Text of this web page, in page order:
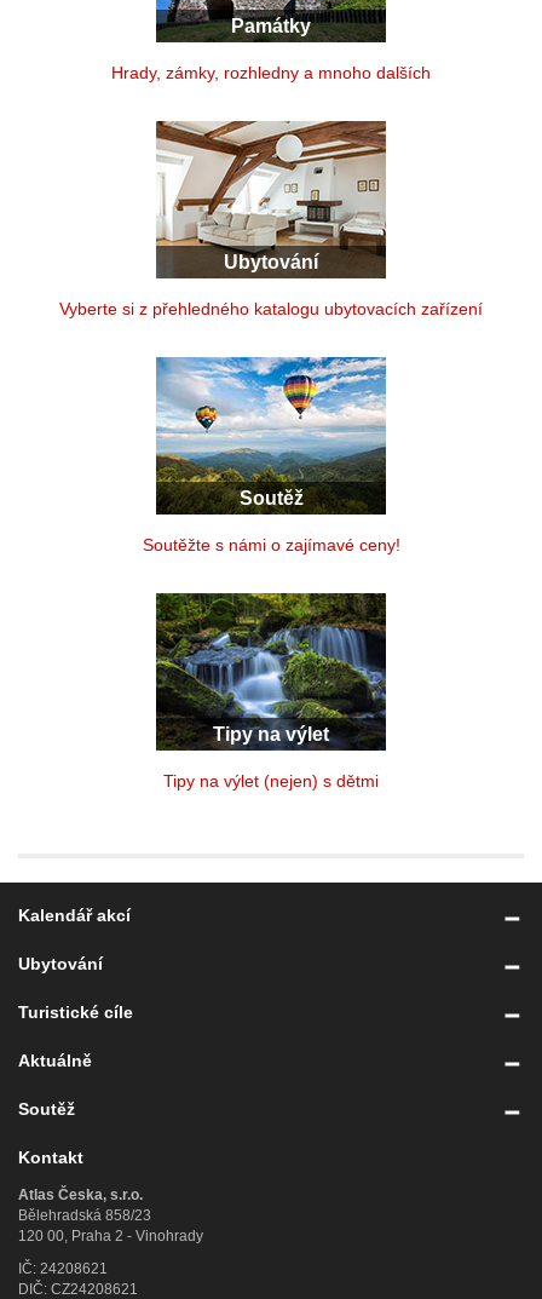
Památky
Hrady, zámky, rozhledny a mnoho dalších
Ubytování
Vyberte si z přehledného katalogu ubytovacích zařízení
Soutěž
Soutěžte s námi o zajímavé ceny!
Tipy na výlet
Tipy na výlet (nejen) s dětmi
Kalendář akcí
Ubytování
Turistické cíle
Aktuálně
Soutěž
Kontakt
Atlas Česka, s.r.o.
Bělehradská 858/23
120 00, Praha 2 - Vinohrady
IČ: 24208621
DIČ: CZ24208621